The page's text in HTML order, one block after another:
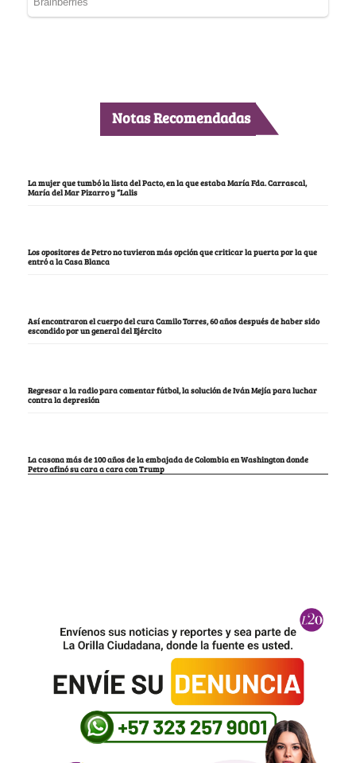
Notas Recomendadas
La mujer que tumbó la lista del Pacto, en la que estaba María Fda. Carrascal,
María del Mar Pizarro y “Lalis
Los opositores de Petro no tuvieron más opción que criticar la puerta por la que
entró a la Casa Blanca
Así encontraron el cuerpo del cura Camilo Torres, 60 años después de haber sido
escondido por un general del Ejército
Regresar a la radio para comentar fútbol, la solución de Iván Mejía para luchar
contra la depresión
La casona más de 100 años de la embajada de Colombia en Washington donde
Petro afinó su cara a cara con Trump